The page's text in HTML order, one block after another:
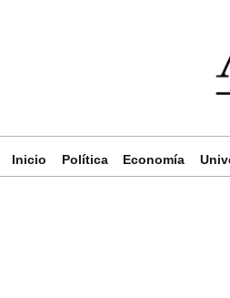
Inicio Política Economía